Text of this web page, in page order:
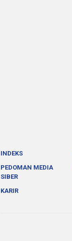
INDEKS
PEDOMAN MEDIA
SIBER
KARIR